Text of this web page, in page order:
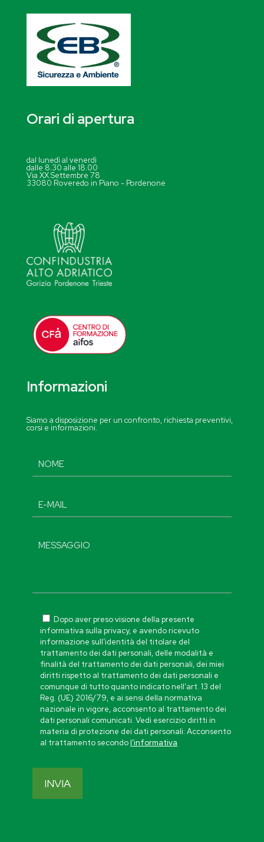
Orari di apertura
dal lunedì al venerdì
dalle 8.30 alle 18.00
Via XX Settembre 78
33080 Roveredo in Piano - Pordenone
Informazioni
Siamo a disposizione per un confronto, richiesta preventivi,
corsi e informazioni.
Dopo aver preso visione della presente
informativa sulla privacy, e avendo ricevuto
informazione sull’identità del titolare del
trattamento dei dati personali, delle modalità e
finalità del trattamento dei dati personali, dei miei
diritti rispetto al trattamento dei dati personali e
comunque di tutto quanto indicato nell’art. 13 del
Reg. (UE) 2016/79, e ai sensi della normativa
nazionale in vigore, acconsento al trattamento dei
dati personali comunicati. Vedi esercizio diritti in
materia di protezione dei dati personali: Acconsento
al trattamento secondol’informativa